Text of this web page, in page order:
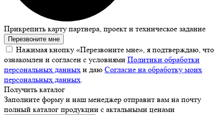
Прикрепить карту партнера, проект и техническое задание
Перезвоните мне
Нажимая кнопку «Перезвоните мне», я подтверждаю, что
ознакомлен и согласен с условиями Политики обработки
персональных данных и даю Согласие на обработку моих
персональных данных.
Получить каталог
Заполните форму и наш менеджер отправит вам на почту
полный каталог продукции с актальными ценами